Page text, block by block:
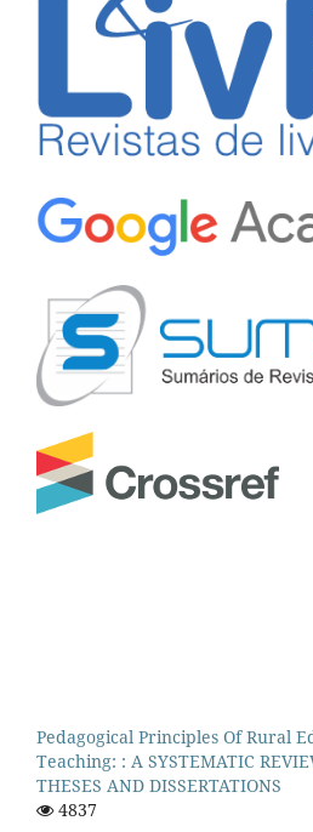
Pedagogical Principles Of Rural
Teaching: : A SYSTEMATIC
THESES AND DISSERTATIONS
4837